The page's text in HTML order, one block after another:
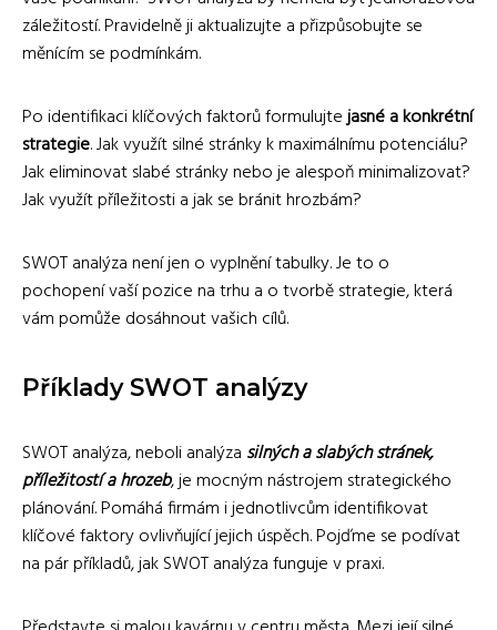
záležitostí. Pravidelně ji aktualizujte a přizpůsobujte se
měnícím se podmínkám.
Po identifikaci klíčových faktorů formulujtejasné a konkrétní
strategie. Jak využít silné stránky k maximálnímu potenciálu?
Jak eliminovat slabé stránky nebo je alespoň minimalizovat?
Jak využít příležitosti a jak se bránit hrozbám?
SWOT analýza není jen o vyplnění tabulky. Je to o
pochopení vaší pozice na trhu a o tvorbě strategie, která
vám pomůže dosáhnout vašich cílů.
Příklady SWOT analýzy
SWOT analýza, neboli analýza silných a slabých stránek,
příležitostí a hrozeb, je mocným nástrojem strategického
plánování. Pomáhá firmám i jednotlivcům identifikovat
klíčové faktory ovlivňující jejich úspěch. Pojďme se podívat
na pár příkladů, jak SWOT analýza funguje v praxi.